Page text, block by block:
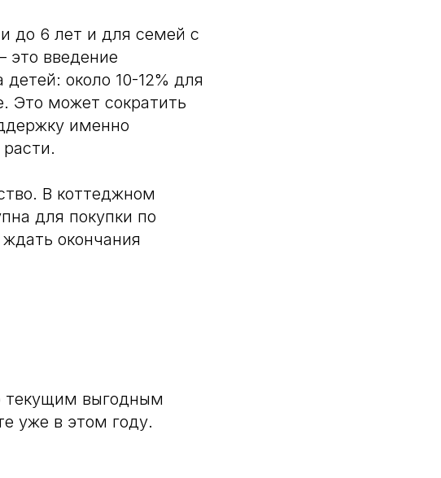
до 6 лет и для семей с
введение
около 10-12% для
Это может сократить
именно
В коттеджном
для покупки по
окончания
текущим выгодным
уже в этом году.